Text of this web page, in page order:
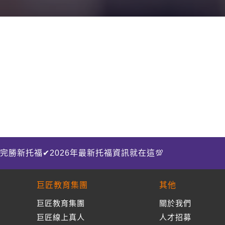
完勝新托福✔2026年最新托福資訊就在這💯
巨匠教育集團
巨匠教育集團
巨匠線上真人
其他
關於我們
人才招募